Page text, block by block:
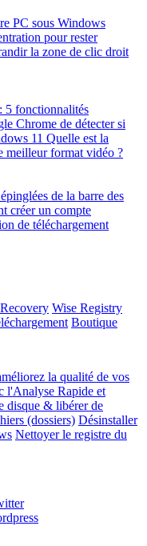
PC sous Windows
pour rester
la zone de clic droit
5 fonctionnalités
Chrome de détecter si
11 Quelle est la
meilleur format vidéo ?
de la barre des
créer un compte
de téléchargement
Wise Registry
Boutique
la qualité de vos
l'Analyse Rapide et
disque & libérer de
(dossiers) Désinstaller
Nettoyer le registre du